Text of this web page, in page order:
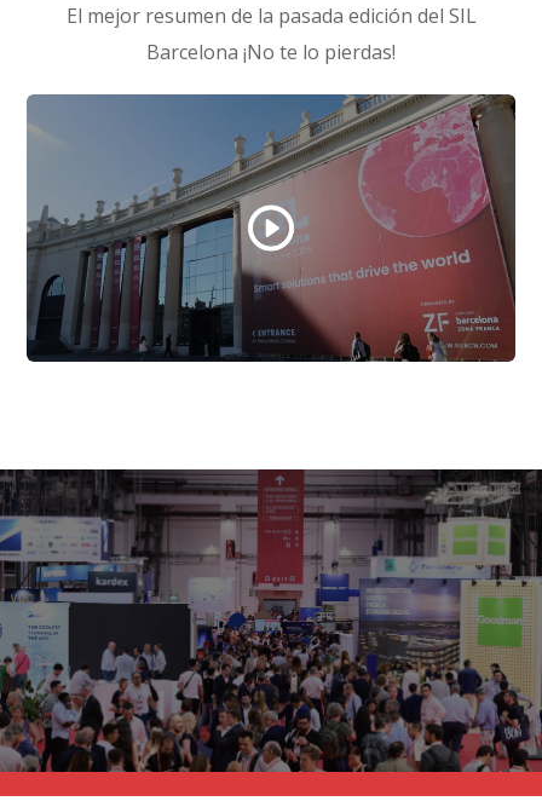
El mejor resumen de la pasada edición del SIL
Barcelona ¡No te lo pierdas!